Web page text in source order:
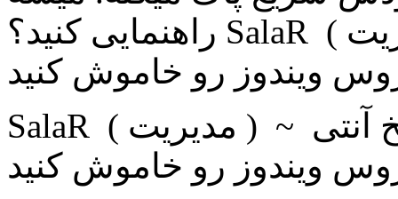
راهنمایی کنید؟ SalaR ( مديریت ) ~ 1399/04/22 پاسخ آنتی
ویندوز رو خاموش کنید
آنتی
ویندوز رو خاموش کنید